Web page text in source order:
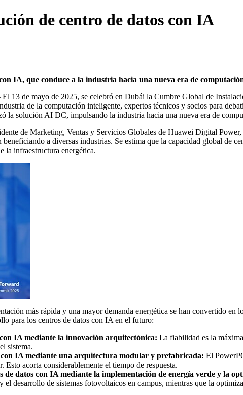
de centro de datos con IA
IA, que conduce a la industria hacia una nueva era de
13 de mayo de 2025, se celebró en Dubái la Cumbre Global de
de la computación inteligente, expertos técnicos y socios para
la solución AI DC, impulsando la industria hacia una nueva era de
de Marketing, Ventas y Servicios Globales de Huawei Digital
a diversas industrias. Se estima que la capacidad global de
la infraestructura energética.
más rápida y una mayor demanda energética se han convertido
para los centros de datos con IA en el futuro:
IA mediante la innovación arquitectónica: La fiabilidad es la
sistema.
IA mediante una arquitectura modular y prefabricada: El
Esto acorta considerablemente el tiempo de respuesta.
datos con IA mediante la implementación de energía verde y la
desarrollo de sistemas fotovoltaicos en campus, mientras que la